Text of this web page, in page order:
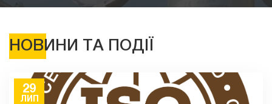
НОВИНИ ТА ПОДІЇ
29
ЛИП